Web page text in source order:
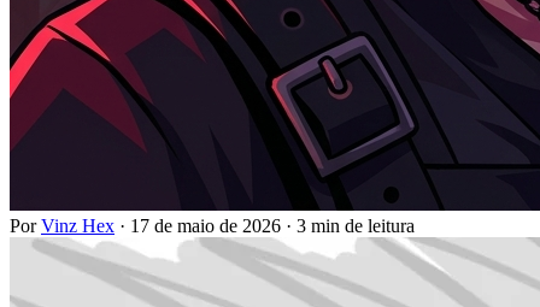
PorVinz Hex · 17 de maio de 2026 · 3 min de leitura